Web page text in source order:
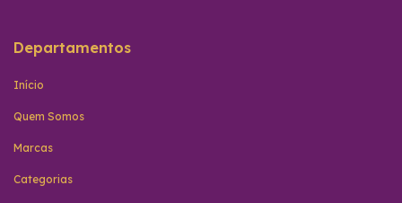
Departamentos
Início
Quem Somos
Marcas
Categorias